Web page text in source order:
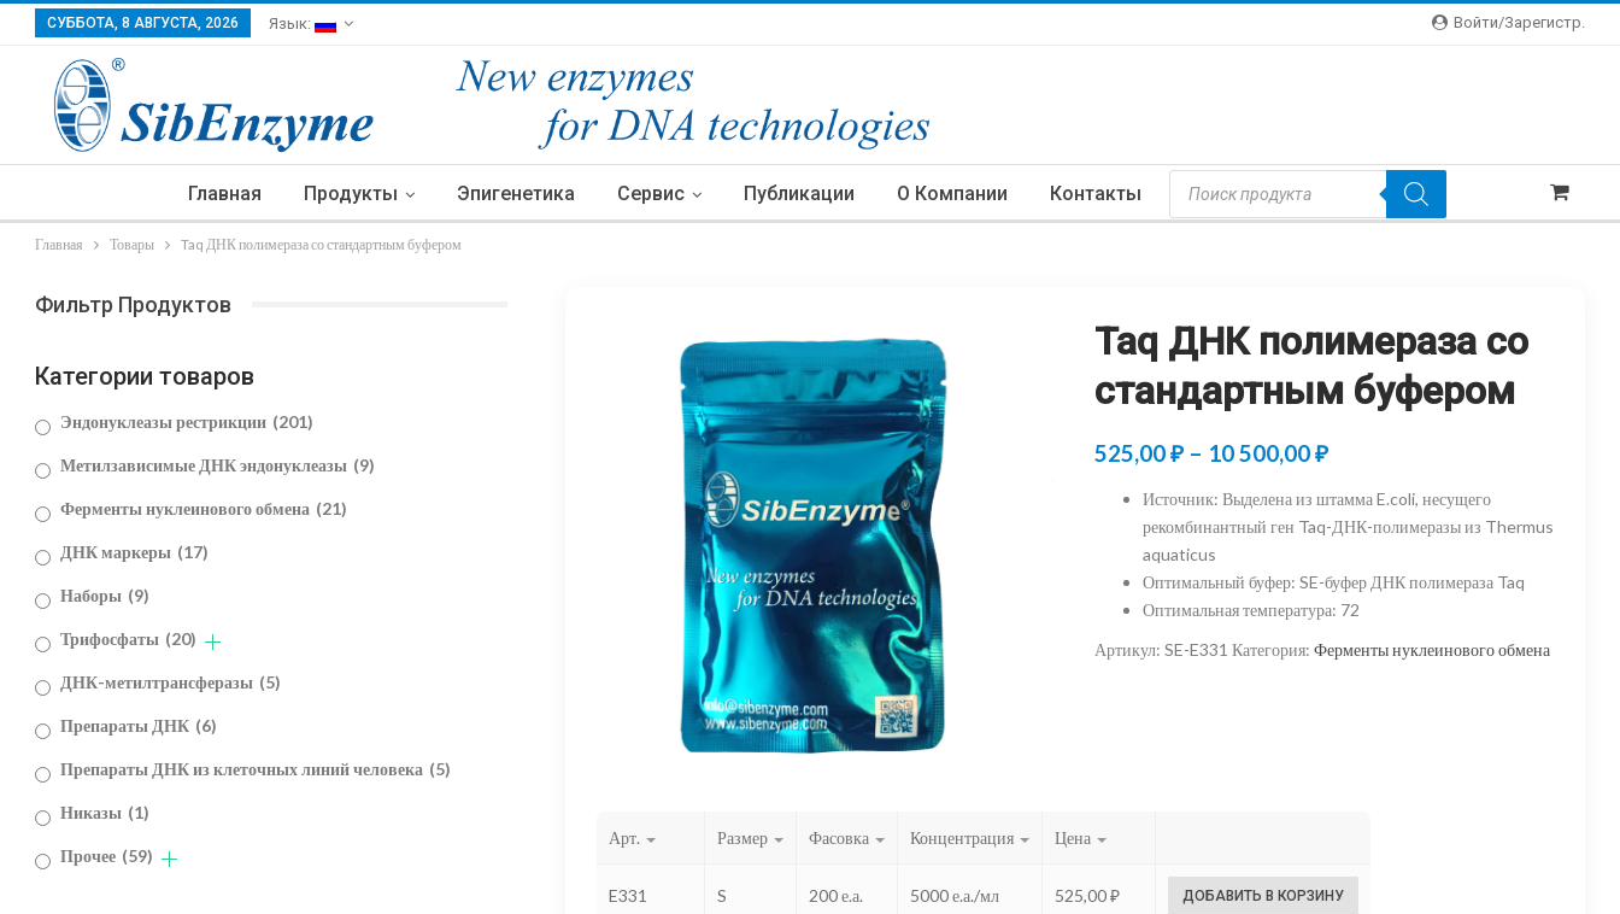
Войти/зарегистр.
СУББОТА, 8 АВГУСТА, 2026 Язык:
Главная Продукты Эпигенетика Сервис Публикации О Компании Контакты
Поиск
Товаров
Главная Товары Taq ДНК полимераза со стандартным буфером
Taq ДНК полимераза со
стандартным буфером
525,00₽ – 10 500,00₽Диапазон
525,00 ₽
10
500,00 ₽
Источник:Выделена из штамма E.coli, несущего
рекомбинантный ген Taq-ДНК-полимеразы из Thermus
aquaticus
Оптимальный буфер:SE-буфер ДНК полимераза Taq
Оптимальная температура: 72
Артикул:SE-E331 Категория:Ферменты нуклеинового обмена
Арт. Размер Фасовка Концентрация Цена
E331 S 200 е.а. 5000 е.а./мл 525,00₽ ДОБАВИТЬ В КОРЗИНУ
Фильтр Продуктов
Категории товаров
Эндонуклеазы рестрикции (201)
Метилзависимые ДНК эндонуклеазы (9)
Ферменты нуклеинового обмена (21)
ДНК маркеры (17)
Наборы (9)
Трифосфаты (20)
ДНК-метилтрансферазы (5)
Препараты ДНК (6)
Препараты ДНК из клеточных линий человека (5)
Никазы (1)
Прочее (59)